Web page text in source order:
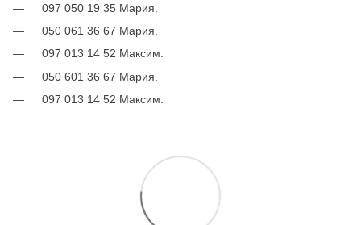
097 050 19 35 Мария.
050 061 36 67 Мария.
097 013 14 52 Максим.
050 601 36 67 Мария.
097 013 14 52 Максим.